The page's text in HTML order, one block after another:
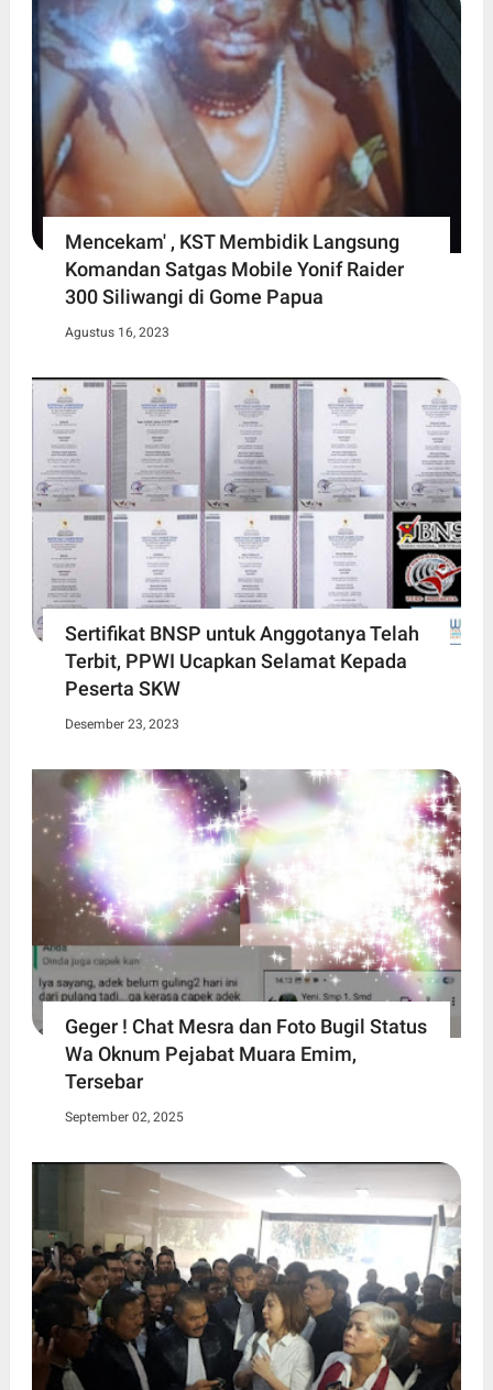
Mencekam' , KST Membidik Langsung
Komandan Satgas Mobile Yonif Raider
300 Siliwangi di Gome Papua
Agustus 16, 2023
Sertifikat BNSP untuk Anggotanya Telah
Terbit, PPWI Ucapkan Selamat Kepada
Peserta SKW
Desember 23, 2023
Geger ! Chat Mesra dan Foto Bugil Status
Wa Oknum Pejabat Muara Emim,
Tersebar
September 02, 2025